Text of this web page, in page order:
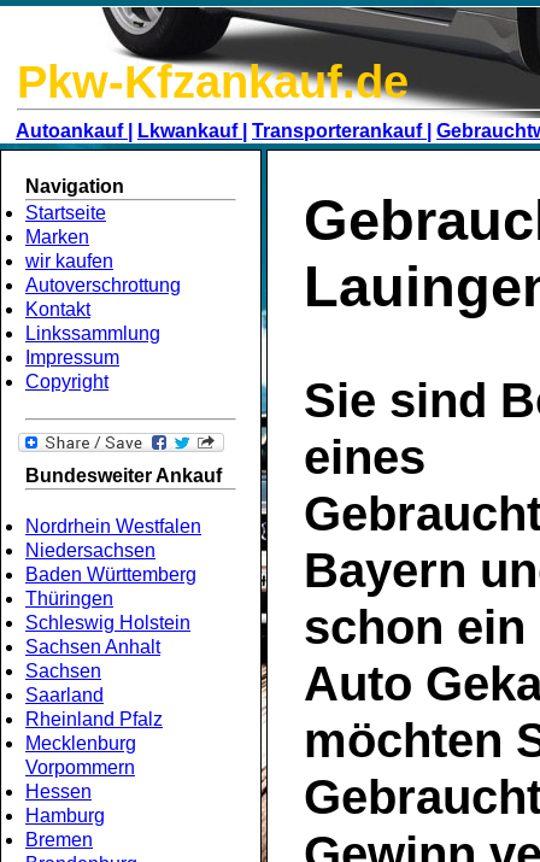
Pkw-Kfzankauf.de
Autoankauf | Lkwankauf | Transporterankauf |
Navigation
Startseite
Marken
wir kaufen
Autoverschrottung
Kontakt
Linkssammlung
Impressum
Copyright
Bundesweiter Ankauf
Nordrhein Westfalen
Niedersachsen
Baden Württemberg
Thüringen
Schleswig Holstein
Sachsen Anhalt
Sachsen
Saarland
Rheinland Pfalz
Mecklenburg
Vorpommern
Hessen
Hamburg
Bremen
Sie sind
eines
Bayern
schon ein
Auto
möchten